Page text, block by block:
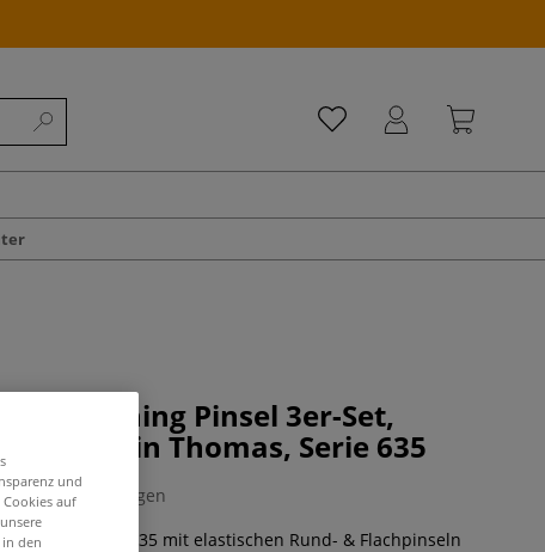
Sketching Pinsel 3er-Set,
Martin Thomas, Serie 635
0 Bewertungen
Set Serie 635 mit elastischen Rund- & Flachpinseln
und
Cookies auf
den